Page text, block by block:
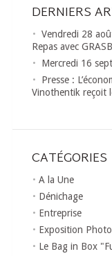
DERNIERS
Vendredi 28
Repas avec
Mercredi 16
Presse :
Vinothentik reçoit
CATÉGORIES
A la Une
Dénichage
Entreprise
Exposition Photo
Le Bag in Box